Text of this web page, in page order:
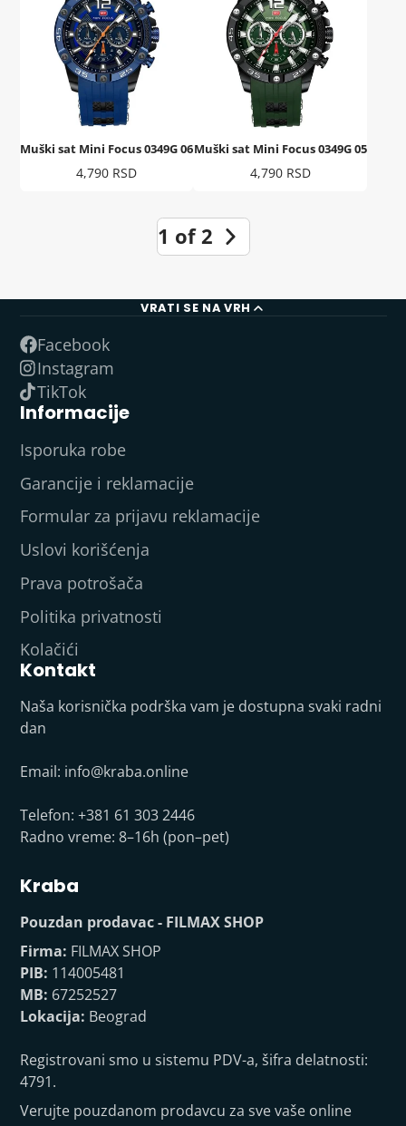
Muški sat Mini Focus 0349G 06
Cena
4,790 RSD
Muški sat Mini Focus 0349G 05
Cena
4,790 RSD
1 of 2
VRATI SE NA VRH
Facebook
Instagram
TikTok
Informacije
Isporuka robe
Garancije i reklamacije
Formular za prijavu reklamacije
Uslovi korišćenja
Prava potrošača
Politika privatnosti
Kolačići
Kontakt
Naša korisnička podrška vam je dostupna svaki radni
dan
Email: info@kraba.online
Telefon: +381 61 303 2446
Radno vreme: 8–16h (pon–pet)
Kraba
Pouzdan prodavac - FILMAX SHOP
Firma: FILMAX SHOP
PIB: 114005481
MB: 67252527
Lokacija: Beograd
Registrovani smo u sistemu PDV-a, šifra delatnosti:
4791.
Verujte pouzdanom prodavcu za sve vaše online